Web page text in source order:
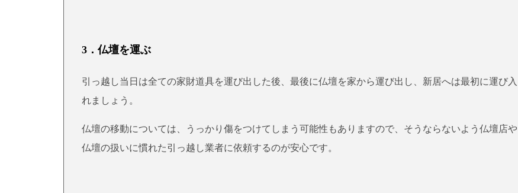
3．仏壇を運ぶ
引っ越し当日は全ての家財道具を運び出した後、最後に仏壇を家から運び出し、新居へは最初に運び入
れましょう。
仏壇の移動については、うっかり傷をつけてしまう可能性もありますので、そうならないよう仏壇店や
仏壇の扱いに慣れた引っ越し業者に依頼するのが安心です。